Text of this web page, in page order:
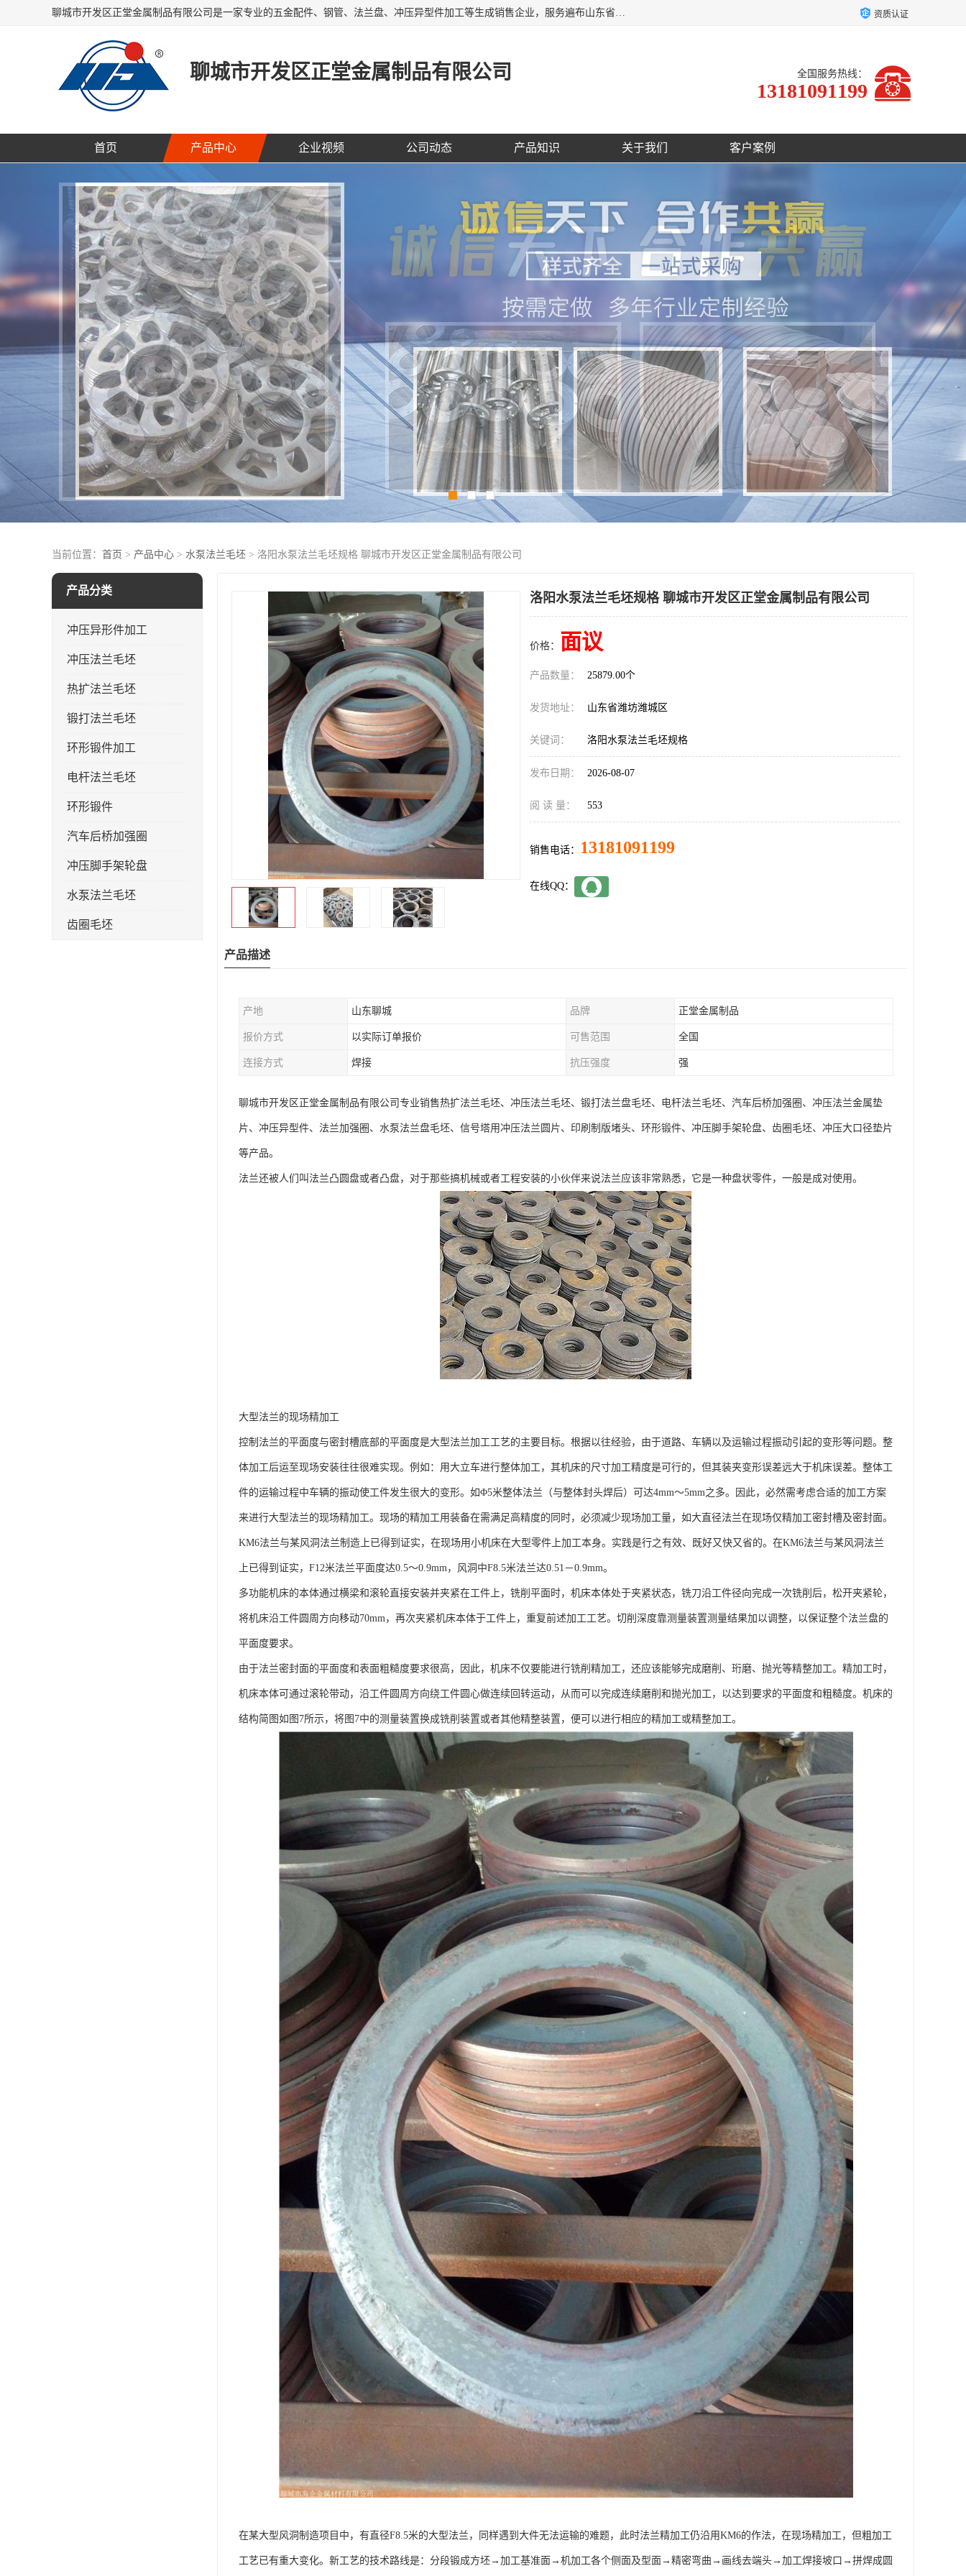
聊城市开发区正堂金属制品有限公司是一家专业的五金配件、钢管、法兰盘、冲压异型件加工等生成销售企业，服务遍布山东省聊城、济南、青岛、淄博、枣庄、东营烟台等地区，经营包括冲压法兰毛坯，冲压异型(形)件加工，热扩法兰毛坯，锻打法兰盘毛坯，法兰加强圈，环形锻件加工，版辊堵头毛坯，哑铃配重件等产品的生产和销售，业务上精益求精，生产产品精度高，配件标准赢得业内企业及其它组织与公民的一致好评。 资质认证
聊城市开发区正堂金属制品有限公司 全国服务热线：
13181091199
首页 产品中心 企业视频 公司动态 产品知识 关于我们 客户案例
当前位置： 首页 > 产品中心 > 水泵法兰毛坯 > 洛阳水泵法兰毛坯规格 聊城市开发区正堂金属制品有限公司
产品分类
冲压异形件加工
冲压法兰毛坯
热扩法兰毛坯
锻打法兰毛坯
环形锻件加工
电杆法兰毛坯
环形锻件
汽车后桥加强圈
冲压脚手架轮盘
水泵法兰毛坯
齿圈毛坯
洛阳水泵法兰毛坯规格 聊城市开发区正堂金属制品有限公司
价格： 面议
产品数量： 25879.00个
发货地址： 山东省潍坊潍城区
关键词： 洛阳水泵法兰毛坯规格
发布日期： 2026-08-07
阅 读 量： 553
销售电话： 13181091199
在线QQ：
产品描述
产地 山东聊城 品牌 正堂金属制品
报价方式 以实际订单报价 可售范围 全国
连接方式 焊接 抗压强度 强
聊城市开发区正堂金属制品有限公司专业销售热扩法兰毛坯、冲压法兰毛坯、锻打法兰盘毛坯、电杆法兰毛坯、汽车后桥加强圈、冲压法兰金属垫
片、冲压异型件、法兰加强圈、水泵法兰盘毛坯、信号塔用冲压法兰圆片、印刷制版堵头、环形锻件、冲压脚手架轮盘、齿圈毛坯、冲压大口径垫片
等产品。
法兰还被人们叫法兰凸圆盘或者凸盘，对于那些搞机械或者工程安装的小伙伴来说法兰应该非常熟悉，它是一种盘状零件，一般是成对使用。
大型法兰的现场精加工
控制法兰的平面度与密封槽底部的平面度是大型法兰加工工艺的主要目标。根据以往经验，由于道路、车辆以及运输过程振动引起的变形等问题。整
体加工后运至现场安装往往很难实现。例如：用大立车进行整体加工，其机床的尺寸加工精度是可行的，但其装夹变形误差远大于机床误差。整体工
件的运输过程中车辆的振动使工件发生很大的变形。如Φ5米整体法兰（与整体封头焊后）可达4mm～5mm之多。因此，必然需考虑合适的加工方案
来进行大型法兰的现场精加工。现场的精加工用装备在需满足高精度的同时，必须减少现场加工量，如大直径法兰在现场仅精加工密封槽及密封面。
KM6法兰与某风洞法兰制造上已得到证实，在现场用小机床在大型零件上加工本身。实践是行之有效、既好又快又省的。在KM6法兰与某风洞法兰
上已得到证实，F12米法兰平面度达0.5～0.9mm，风洞中F8.5米法兰达0.51－0.9mm。
多功能机床的本体通过横梁和滚轮直接安装并夹紧在工件上，铣削平面时，机床本体处于夹紧状态，铣刀沿工件径向完成一次铣削后，松开夹紧轮，
将机床沿工件圆周方向移动70mm，再次夹紧机床本体于工件上，重复前述加工工艺。切削深度靠测量装置测量结果加以调整，以保证整个法兰盘的
平面度要求。
由于法兰密封面的平面度和表面粗糙度要求很高，因此，机床不仅要能进行铣削精加工，还应该能够完成磨削、珩磨、抛光等精整加工。精加工时，
机床本体可通过滚轮带动，沿工件圆周方向绕工件圆心做连续回转运动，从而可以完成连续磨削和抛光加工，以达到要求的平面度和粗糙度。机床的
结构简图如图7所示，将图7中的测量装置换成铣削装置或者其他精整装置，便可以进行相应的精加工或精整加工。
在某大型风洞制造项目中，有直径F8.5米的大型法兰，同样遇到大件无法运输的难题，此时法兰精加工仍沿用KM6的作法，在现场精加工，但粗加工
工艺已有重大变化。新工艺的技术路线是：分段锻成方坯→加工基准面→机加工各个侧面及型面→精密弯曲→画线去端头→加工焊接坡口→拼焊成圆